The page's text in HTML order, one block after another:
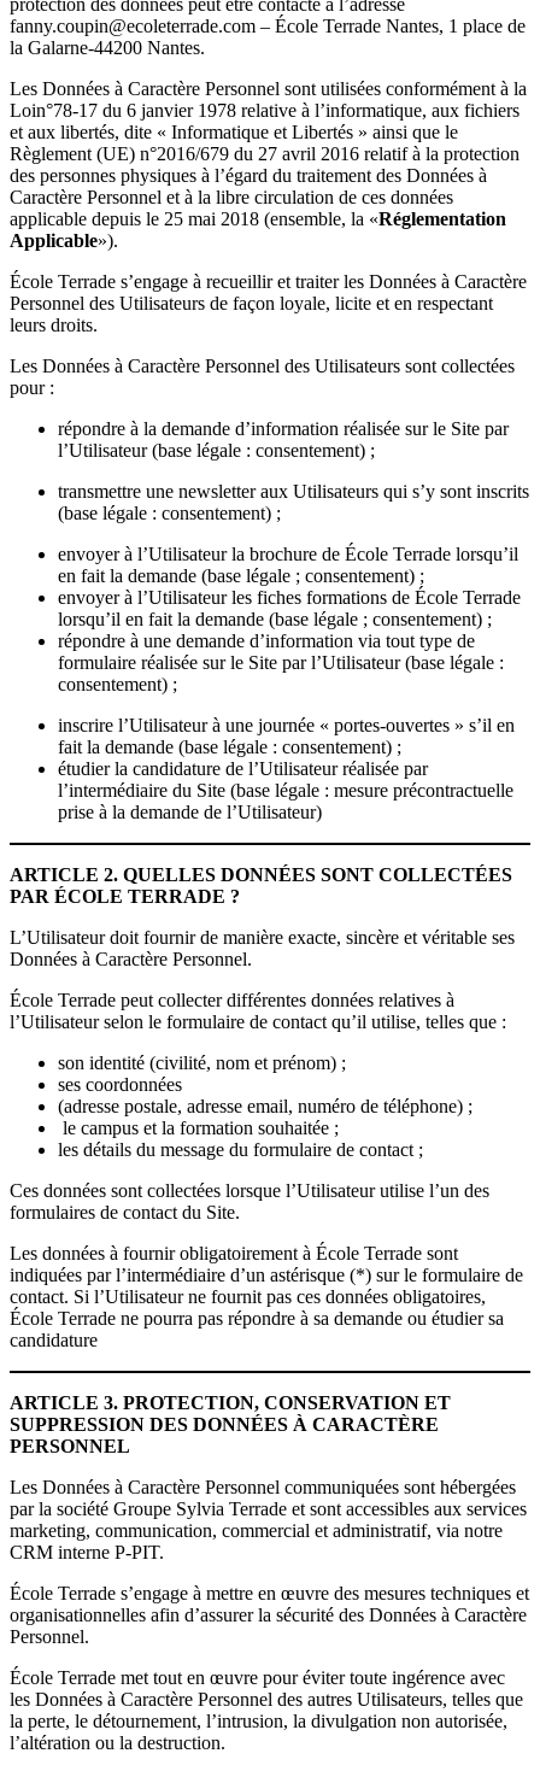
protection des données peut être contacté à l’adresse
fanny.coupin@ecoleterrade.com – École Terrade Nantes, 1 place de
la Galarne-44200 Nantes.
Les Données à Caractère Personnel sont utilisées conformément à la
Loin°78-17 du 6 janvier 1978 relative à l’informatique, aux fichiers
et aux libertés, dite « Informatique et Libertés » ainsi que le
Règlement (UE) n°2016/679 du 27 avril 2016 relatif à la protection
des personnes physiques à l’égard du traitement des Données à
Caractère Personnel et à la libre circulation de ces données
applicable depuis le 25 mai 2018 (ensemble, la «Réglementation
Applicable»).
École Terrade s’engage à recueillir et traiter les Données à Caractère
Personnel des Utilisateurs de façon loyale, licite et en respectant
leurs droits.
Les Données à Caractère Personnel des Utilisateurs sont collectées
pour :
répondre à la demande d’information réalisée sur le Site par
l’Utilisateur (base légale : consentement) ;
transmettre une newsletter aux Utilisateurs qui s’y sont inscrits
(base légale : consentement) ;
envoyer à l’Utilisateur la brochure de École Terrade lorsqu’il
en fait la demande (base légale ; consentement) ;
envoyer à l’Utilisateur les fiches formations de École Terrade
lorsqu’il en fait la demande (base légale ; consentement) ;
répondre à une demande d’information via tout type de
formulaire réalisée sur le Site par l’Utilisateur (base légale :
consentement) ;
inscrire l’Utilisateur à une journée « portes-ouvertes » s’il en
fait la demande (base légale : consentement) ;
étudier la candidature de l’Utilisateur réalisée par
l’intermédiaire du Site (base légale : mesure précontractuelle
prise à la demande de l’Utilisateur)
ARTICLE 2. QUELLES DONNÉES SONT COLLECTÉES
PAR ÉCOLE TERRADE ?
L’Utilisateur doit fournir de manière exacte, sincère et véritable ses
Données à Caractère Personnel.
École Terrade peut collecter différentes données relatives à
l’Utilisateur selon le formulaire de contact qu’il utilise, telles que :
son identité (civilité, nom et prénom) ;
ses coordonnées
(adresse postale, adresse email, numéro de téléphone) ;
le campus et la formation souhaitée ;
les détails du message du formulaire de contact ;
Ces données sont collectées lorsque l’Utilisateur utilise l’un des
formulaires de contact du Site.
Les données à fournir obligatoirement à École Terrade sont
indiquées par l’intermédiaire d’un astérisque (*) sur le formulaire de
contact. Si l’Utilisateur ne fournit pas ces données obligatoires,
École Terrade ne pourra pas répondre à sa demande ou étudier sa
candidature
ARTICLE 3. PROTECTION, CONSERVATION ET
SUPPRESSION DES DONNÉES À CARACTÈRE
PERSONNEL
Les Données à Caractère Personnel communiquées sont hébergées
par la société Groupe Sylvia Terrade et sont accessibles aux services
marketing, communication, commercial et administratif, via notre
CRM interne P-PIT.
École Terrade s’engage à mettre en œuvre des mesures techniques et
organisationnelles afin d’assurer la sécurité des Données à Caractère
Personnel.
École Terrade met tout en œuvre pour éviter toute ingérence avec
les Données à Caractère Personnel des autres Utilisateurs, telles que
la perte, le détournement, l’intrusion, la divulgation non autorisée,
l’altération ou la destruction.